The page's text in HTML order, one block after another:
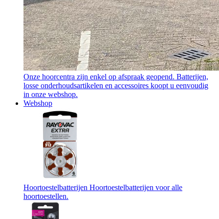
Onze hoorcentra zijn enkel op afspraak geopend. Batterijen,
losse onderhoudsartikelen en accessoires koopt u eenvoudig
in onze webshop.
Webshop
Hoortoestelbatterijen Hoortoestelbatterijen voor alle
hoortoestellen.